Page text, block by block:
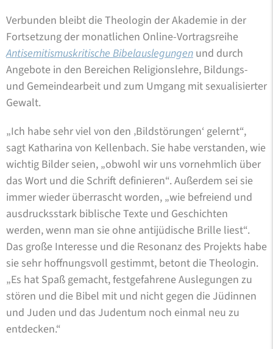
Verbunden bleibt die Theologin der Akademie in der
Fortsetzung der monatlichen Online-Vortragsreihe
Antisemitismuskritische Bibelauslegungen und durch
Angebote in den Bereichen Religionslehre, Bildungs-
und Gemeindearbeit und zum Umgang mit sexualisierter
Gewalt.
„Ich habe sehr viel von den ‚Bildstörungen‘ gelernt“,
sagt Katharina von Kellenbach. Sie habe verstanden, wie
wichtig Bilder seien, „obwohl wir uns vornehmlich über
das Wort und die Schrift definieren“. Außerdem sei sie
immer wieder überrascht worden, „wie befreiend und
ausdrucksstark biblische Texte und Geschichten
werden, wenn man sie ohne antijüdische Brille liest“.
Das große Interesse und die Resonanz des Projekts habe
sie sehr hoffnungsvoll gestimmt, betont die Theologin.
„Es hat Spaß gemacht, festgefahrene Auslegungen zu
stören und die Bibel mit und nicht gegen die Jüdinnen
und Juden und das Judentum noch einmal neu zu
entdecken.“